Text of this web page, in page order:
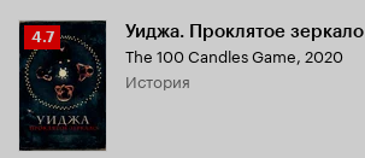
Рейтинг
Кинопоиска
4.7
4.7 Уиджа. Проклятое зеркало
The 100 Candles Game, 2020
история